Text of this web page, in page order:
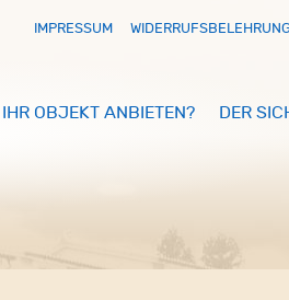
IMPRESSUM
IHR OBJEKT ANBIETEN? DER